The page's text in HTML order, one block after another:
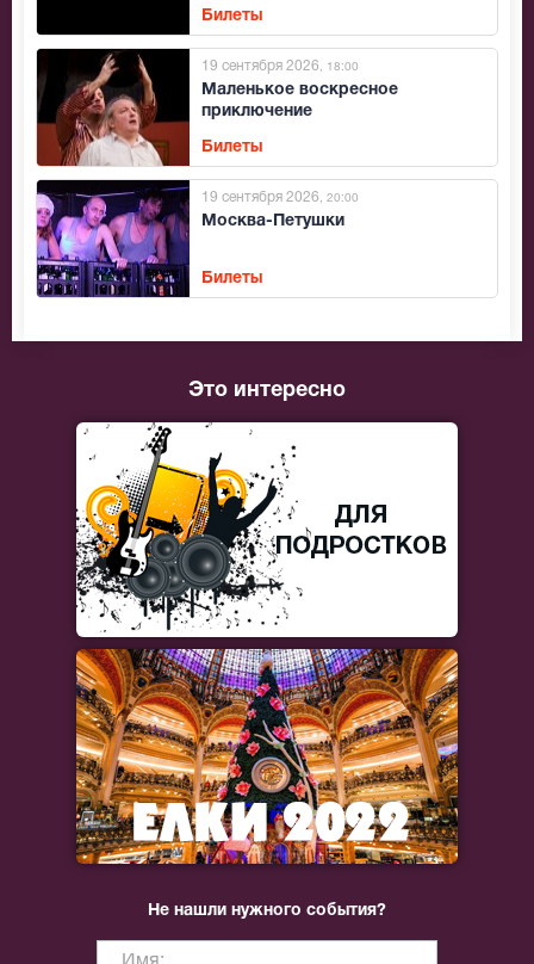
Билеты
Маленькое воскресное
приключение
19 сентября 2026 , 18:00
Билеты
Москва-Петушки
19 сентября 2026 , 20:00
Билеты
Это интересно
Не нашли нужного события?